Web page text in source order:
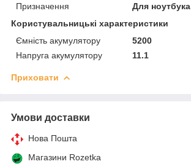
Призначення
Для ноутбука
Користувальницькі характеристики
Ємність акумулятору
5200
Напруга акумулятору
11.1
Приховати
Умови доставки
Нова Пошта
Магазини Rozetka